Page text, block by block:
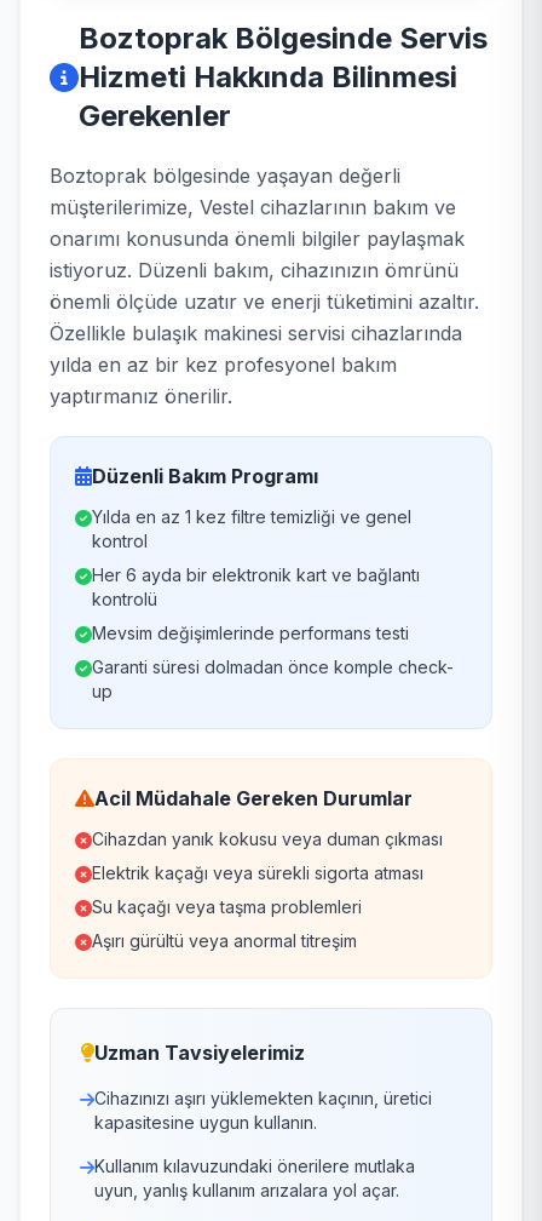
Boztoprak Bölgesinde Servis
Hizmeti Hakkında Bilinmesi
Gerekenler
Boztoprak bölgesinde yaşayan değerli
müşterilerimize, Vestel cihazlarının bakım ve
onarımı konusunda önemli bilgiler paylaşmak
istiyoruz. Düzenli bakım, cihazınızın ömrünü
önemli ölçüde uzatır ve enerji tüketimini azaltır.
Özellikle bulaşık makinesi servisi cihazlarında
yılda en az bir kez profesyonel bakım
yaptırmanız önerilir.
Düzenli Bakım Programı
Yılda en az 1 kez filtre temizliği ve genel
kontrol
Her 6 ayda bir elektronik kart ve bağlantı
kontrolü
Mevsim değişimlerinde performans testi
Garanti süresi dolmadan önce komple check-
up
Acil Müdahale Gereken Durumlar
Cihazdan yanık kokusu veya duman çıkması
Elektrik kaçağı veya sürekli sigorta atması
Su kaçağı veya taşma problemleri
Aşırı gürültü veya anormal titreşim
Uzman Tavsiyelerimiz
Cihazınızı aşırı yüklemekten kaçının, üretici
kapasitesine uygun kullanın.
Kullanım kılavuzundaki önerilere mutlaka
uyun, yanlış kullanım arızalara yol açar.